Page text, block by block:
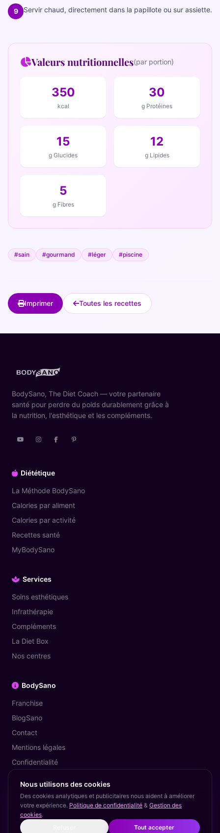
9 Servir chaud, directement dans la papillote ou sur assiette.
Valeurs nutritionnelles(par portion)
350
kcal
30
g Protéines
15
g Glucides
12
g Lipides
5
g Fibres
#sain #gourmand #léger #piscine
Imprimer Toutes les recettes
BodySano, The Diet Coach — votre partenaire
santé pour perdre du poids durablement grâce à
la nutrition, l'esthétique et les compléments.
Diététique
La Méthode BodySano
Calories par aliment
Calories par activité
Recettes santé
MyBodySano
Services
Soins esthétiques
Infrathérapie
Compléments
La Diet Box
Nos centres
BodySano
Franchise
BlogSano
Contact
Mentions légales
Confidentialité
© 2026 BodySano — The Diet Coach. Tous droits réservés.
Mentions légalesPolitique de confidentialitéCookiesDroit à l'oubli
Nous utilisons des cookies
Des cookies analytiques et publicitaires nous aident à améliorer
votre expérience. Politique de confidentialité & Gestion des
cookies.
Tout accepter